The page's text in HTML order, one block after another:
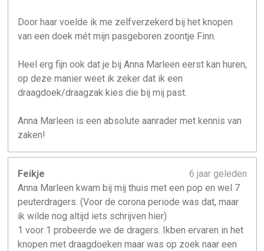
Door haar voelde ik me zelfverzekerd bij het knopen
van een doek mét mijn pasgeboren zoontje Finn.
Heel erg fijn ook dat je bij Anna Marleen eerst kan huren,
op deze manier weet ik zeker dat ik een
draagdoek/draagzak kies die bij mij past.
Anna Marleen is een absolute aanrader met kennis van
zaken!
Feikje
6 jaar geleden
Anna Marleen kwam bij mij thuis met een pop en wel 7
peuterdragers. (Voor de corona periode was dat, maar
ik wilde nog altijd iets schrijven hier)
1 voor 1 probeerde we de dragers. Ikben ervaren in het
knopen met draagdoeken maar was op zoek naar een